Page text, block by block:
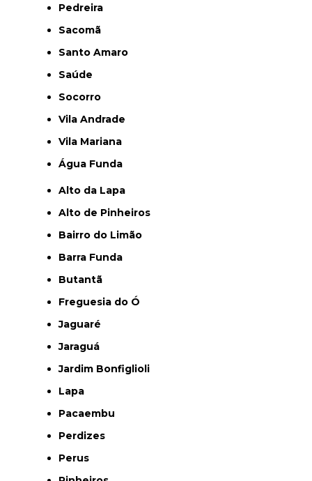
Pedreira
Sacomã
Santo Amaro
Saúde
Socorro
Vila Andrade
Vila Mariana
Água Funda
Alto da Lapa
Alto de Pinheiros
Bairro do Limão
Barra Funda
Butantã
Freguesia do Ó
Jaguaré
Jaraguá
Jardim Bonfiglioli
Lapa
Pacaembu
Perdizes
Perus